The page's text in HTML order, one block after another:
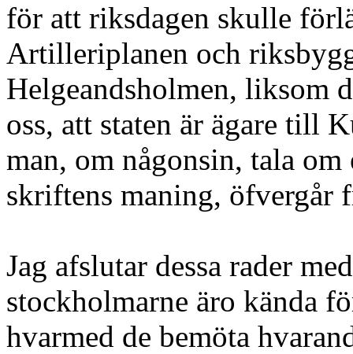
för att riksdagen skulle
Artilleriplanen och
Helgeandsholmen, liksom
oss, att staten är ägare till
man, om någonsin, tala
skriftens maning, öfvergår
Jag afslutar dessa rader
stockholmarne äro kända
hvarmed de bemöta